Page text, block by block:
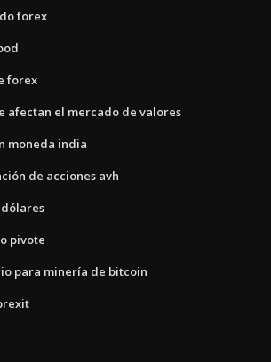
forex
forex
afectan el mercado de valores
moneda india
de acciones avh
pivote
para minería de bitcoin